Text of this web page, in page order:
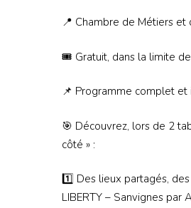
📍 Chambre de Métiers et
🎟️ Gratuit, dans la limite
📌 Programme complet et
🎯 Découvrez, lors de 2
côté » :
1️⃣ Des lieux partagés,
LIBERTY – Sanvignes par